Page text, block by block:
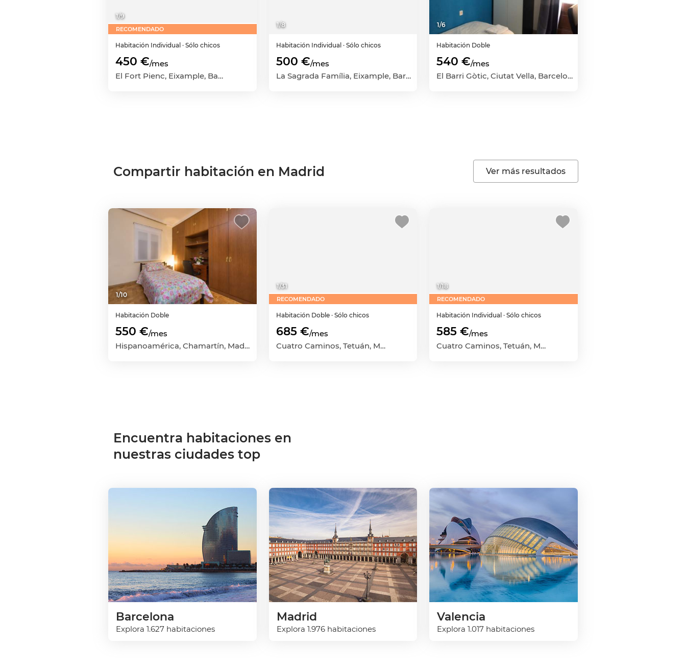
1/9
RECOMENDADO
Habitación Individual · Sólo chicos
450 €/mes
El Fort Pienc, Eixample, Barcelona Capital, Barcelona
1/8
Habitación Individual · Sólo chicos
500 €/mes
La Sagrada Família, Eixample, Barcelona Capital, Barcelona
1/6
Habitación Doble
540 €/mes
El Barri Gòtic, Ciutat Vella, Barcelona Capital, Barcelona
Compartir habitación en Madrid Ver más resultados
1/10
Habitación Doble
550 €/mes
Hispanoamérica, Chamartín, Madrid Capital, Madrid
1/31
RECOMENDADO
Habitación Doble · Sólo chicos
685 €/mes
Cuatro Caminos, Tetuán, Madrid Capital, Madrid
1/18
RECOMENDADO
Habitación Individual · Sólo chicos
585 €/mes
Cuatro Caminos, Tetuán, Madrid Capital, Madrid
Encuentra habitaciones en
nuestras ciudades top
Barcelona
Explora 1.627 habitaciones
Madrid
Explora 1.976 habitaciones
Valencia
Explora 1.017 habitaciones